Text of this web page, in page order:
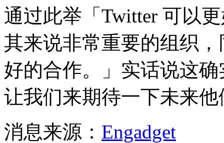
通过此举「Twitter 可以
其来说非常重要的组织
好的合作。」实话说这
让我们来期待一下未来
消息来源： Engadget